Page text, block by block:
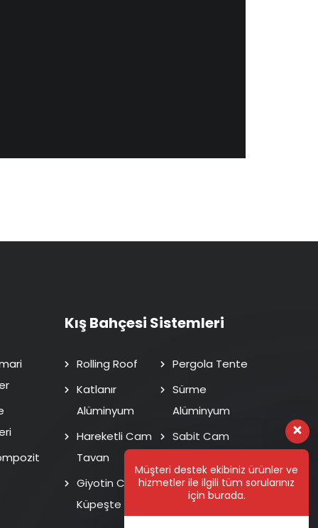
Kış Bahçesi Sistemleri
Rolling Roof
Pergola Tente
Katlanır
Alüminyum
Sürme
Alüminyum
Hareketli Cam
Tavan
Sabit Cam
Giyotin Cam
Küpeşte
Isı Cam Sürme
Müşteri destek ekibiniz ürünler ve
hizmetler ile ilgili tüm sorularınız
için burada.